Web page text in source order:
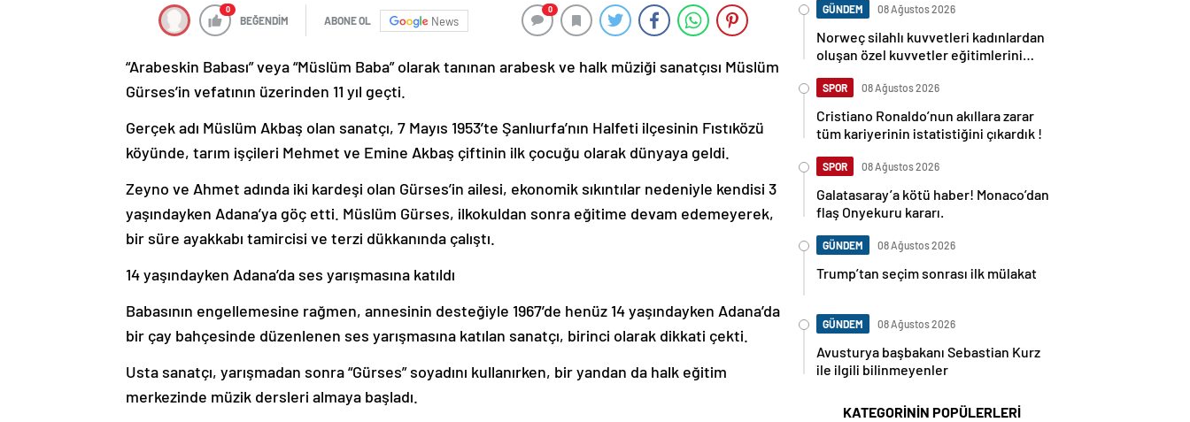
0
BEĞENDİM ABONE OL News
0
“Arabeskin Babası” veya “Müslüm Baba” olarak tanınan arabesk ve halk müziği sanatçısı Müslüm
Gürses’in vefatının üzerinden 11 yıl geçti.
Gerçek adı Müslüm Akbaş olan sanatçı, 7 Mayıs 1953’te Şanlıurfa’nın Halfeti ilçesinin Fıstıközü
köyünde, tarım işçileri Mehmet ve Emine Akbaş çiftinin ilk çocuğu olarak dünyaya geldi.
Zeyno ve Ahmet adında iki kardeşi olan Gürses’in ailesi, ekonomik sıkıntılar nedeniyle kendisi 3
yaşındayken Adana’ya göç etti. Müslüm Gürses, ilkokuldan sonra eğitime devam edemeyerek,
bir süre ayakkabı tamircisi ve terzi dükkanında çalıştı.
14 yaşındayken Adana’da ses yarışmasına katıldı
Babasının engellemesine rağmen, annesinin desteğiyle 1967’de henüz 14 yaşındayken Adana’da
bir çay bahçesinde düzenlenen ses yarışmasına katılan sanatçı, birinci olarak dikkati çekti.
Usta sanatçı, yarışmadan sonra “Gürses” soyadını kullanırken, bir yandan da halk eğitim
merkezinde müzik dersleri almaya başladı.
GÜNDEM 08 Ağustos 2026
Norweç silahlı kuvvetleri kadınlardan
oluşan özel kuvvetler eğitimlerini
SPOR 08 Ağustos 2026
Cristiano Ronaldo’nun akıllara zarar
tüm kariyerinin istatistiğini çıkardık !
SPOR 08 Ağustos 2026
Galatasaray’a kötü haber! Monaco’dan
flaş Onyekuru kararı.
GÜNDEM 08 Ağustos 2026
Trump’tan seçim sonrası ilk mülakat
GÜNDEM 08 Ağustos 2026
Avusturya başbakanı Sebastian Kurz
ile ilgili bilinmeyenler
KATEGORİNİN POPÜLERLERİ